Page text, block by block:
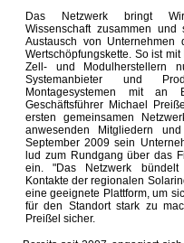
Das Netzwerk bringt
Wissenschaft zusammen
Austausch von Unternehmen
Wertschöpfungskette. So ist
Zell- und Modulherstellern
Systemanbieter und
Montagesystemen mit an
Geschäftsführer Michael
ersten gemeinsamen
anwesenden Mitgliedern
September 2009 sein
lud zum Rundgang über das
ein. "Das Netzwerk
Kontakte der regionalen
eine geeignete Plattform, um
für den Standort stark zu
Preißel sicher.